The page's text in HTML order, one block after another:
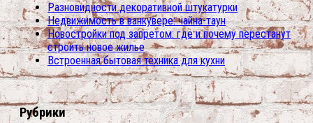
Разновидности декоративной штукатурки
Недвижимость в ванкувере: чайна-таун
Новостройки под запретом: где и почему перестанут
строить новое жилье
Встроенная бытовая техника для кухни
Рубрики